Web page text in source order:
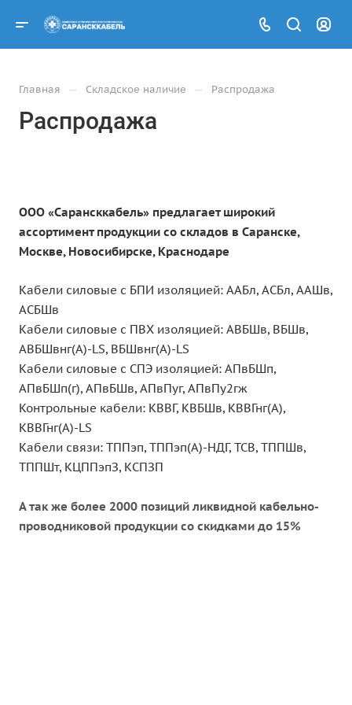
Главная — Складское наличие — Распродажа
Распродажа
ООО «Сарансккабель» предлагает широкий
ассортимент продукции со складов в Саранске,
Москве, Новосибирске, Краснодаре
Кабели силовые с БПИ изоляцией: ААБл, АСБл, ААШв,
АСБШв
Кабели силовые с ПВХ изоляцией: АВБШв, ВБШв,
АВБШвнг(A)-LS, ВБШвнг(A)-LS
Кабели силовые с СПЭ изоляцией: АПвБШп,
АПвБШп(г), АПвБШв, АПвПуг, АПвПу2гж
Контрольные кабели: КВВГ, КВБШв, КВВГнг(А),
КВВГнг(А)-LS
Кабели связи: ТППэп, ТППэп(A)-НДГ, ТСВ, ТППШв,
ТППШт, КЦППэпЗ, КСПЗП
А так же более 2000 позиций ликвидной кабельно-
проводниковой продукции со скидками до 15%